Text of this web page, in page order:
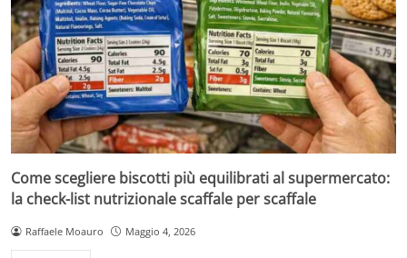
Come scegliere biscotti più equilibrati al supermercato:
la check-list nutrizionale scaffale per scaffale
Raffaele Moauro Maggio 4, 2026